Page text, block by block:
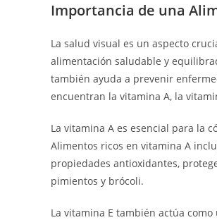
Importancia de una
La salud visual es un aspecto
alimentación saludable y
también ayuda a prevenir
encuentran la vitamina A, la
La vitamina A es esencial para la
Alimentos ricos en vitamina A
propiedades antioxidantes,
pimientos y brócoli.
La vitamina E también actúa